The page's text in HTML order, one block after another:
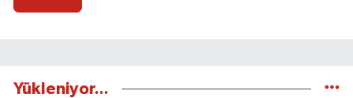
Yükleniyor...